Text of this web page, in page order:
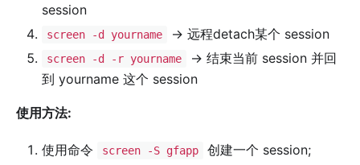
session
screen -d yourname -> 远程detach某个 session
screen -d -r yourname
-> 结束当前 session 并回
到 yourname 这个 session
使用方法:
使用命令 screen -S gfapp
创建一个 session;